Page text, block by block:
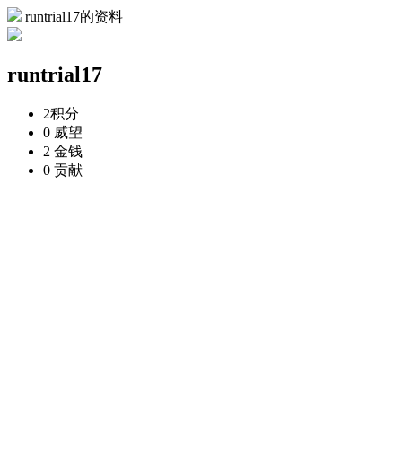
runtrial17的资料
runtrial17
2积分
0 威望
2 金钱
0 贡献